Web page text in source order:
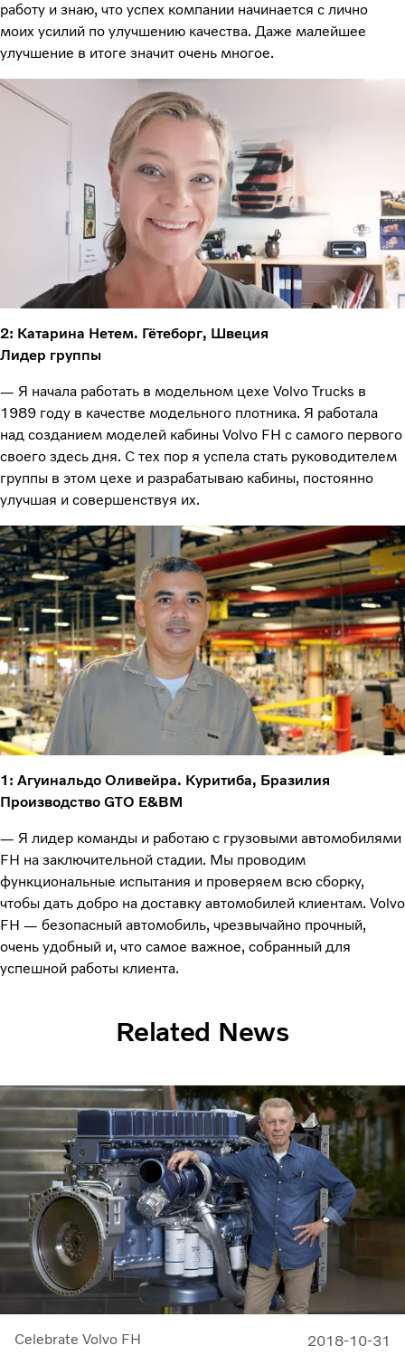
работу и знаю, что успех компании начинается с лично
моих усилий по улучшению качества. Даже малейшее
улучшение в итоге значит очень многое.
2: Катарина Нетем. Гётеборг, Швеция
Лидер группы
— Я начала работать в модельном цехе Volvo Trucks в
1989 году в качестве модельного плотника. Я работала
над созданием моделей кабины Volvo FH с самого первого
своего здесь дня. С тех пор я успела стать руководителем
группы в этом цехе и разрабатываю кабины, постоянно
улучшая и совершенствуя их.
1: Агуинальдо Оливейра. Куритиба, Бразилия
Производство GTO E&BM
— Я лидер команды и работаю с грузовыми автомобилями
FH на заключительной стадии. Мы проводим
функциональные испытания и проверяем всю сборку,
чтобы дать добро на доставку автомобилей клиентам. Volvo
FH — безопасный автомобиль, чрезвычайно прочный,
очень удобный и, что самое важное, собранный для
успешной работы клиента.
Related News
Celebrate Volvo FH 2018-10-31